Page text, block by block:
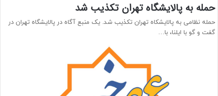
حمله به پالایشگاه تهران تکذیب شد
حمله نظامی به پالایشکاه تهران تکذیب شد. یک منبع آگاه در پالایشگاه تهران در
گفت و گو با ایلنا، با…